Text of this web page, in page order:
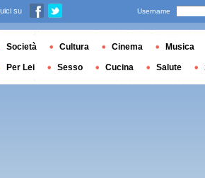
su Username
Società Cultura Cinema Musica
Per Lei Sesso Cucina Salute